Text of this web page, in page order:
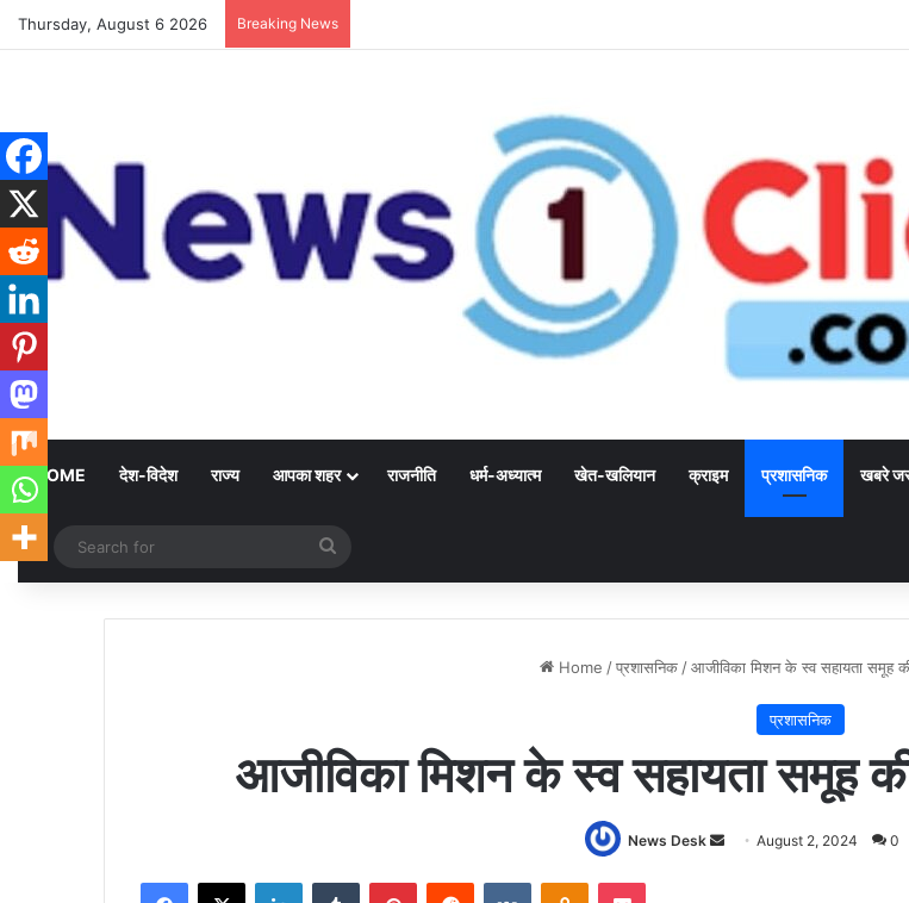
Thursday, August 6 2026 Breaking News
HOME देश-विदेश राज्य आपका शहर राजनीति धर्म-अध्यात्म खेत-खलियान क्राइम प्रशासनिक खबरे
Random Article
for
Home / प्रशासनिक / आजीविका मिशन के स्‍व सहायता समूह
प्रशासनिक
आजीविका मिशन के स्‍व सहायता समूह
News Desk
SendAugust 2, 2024 0
Facebook
X LinkedInTumblr PinterestReddit VKontakteOdnoklassniki
Pocket